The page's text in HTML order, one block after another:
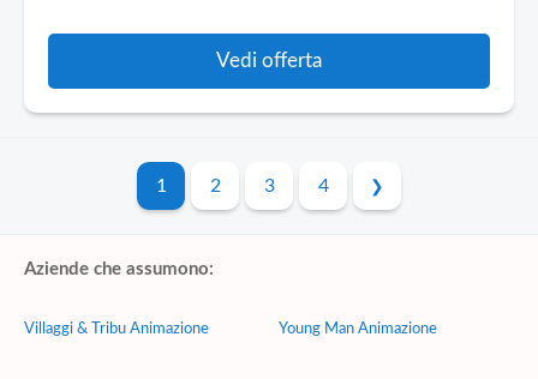
Vedi offerta
1 2 3 4
Aziende che assumono:
Villaggi & Tribu Animazione Young Man Animazione